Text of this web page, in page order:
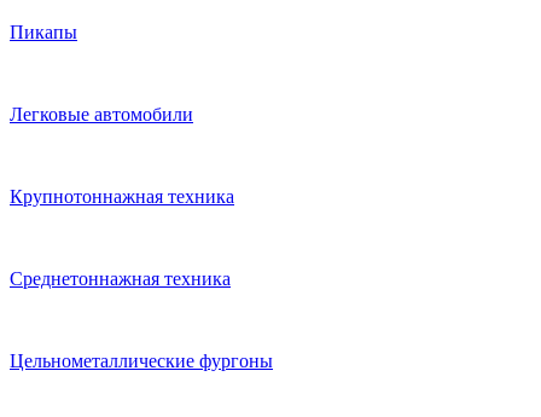
Пикапы
Легковые автомобили
Крупнотоннажная техника
Среднетоннажная техника
Цельнометаллические фургоны